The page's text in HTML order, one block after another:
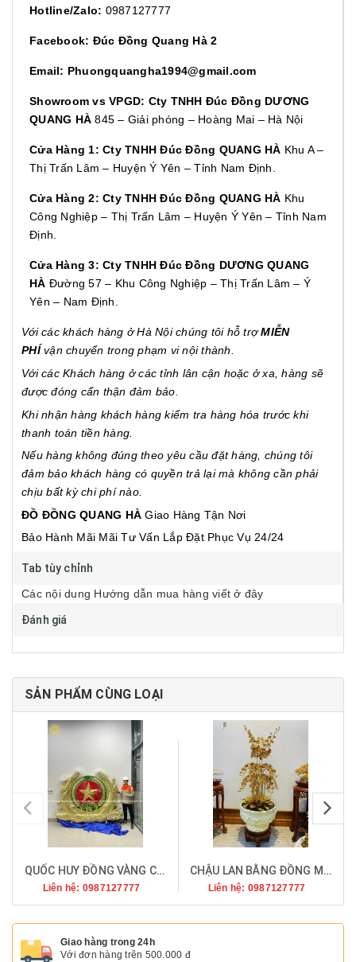
Hotline/Zalo: 0987127777
Facebook: Đúc Đồng Quang Hà 2
Email: Phuongquangha1994@gmail.com
Showroom vs VPGD: Cty TNHH Đúc Đồng DƯƠNG
QUANG HÀ 845 – Giải phóng – Hoàng Mai – Hà Nội
Cửa Hàng 1:Cty TNHH Đúc Đồng QUANG HÀ Khu A –
Thị Trấn Lâm – Huyện Ý Yên – Tỉnh Nam Định.
Cửa Hàng 2:Cty TNHH Đúc Đồng QUANG HÀ Khu
Công Nghiệp – Thị Trấn Lâm – Huyện Ý Yên – Tỉnh Nam
Định.
Cửa Hàng 3:Cty TNHH Đúc Đồng DƯƠNG QUANG
HÀ Đường 57 – Khu Công Nghiệp – Thị Trấn Lâm – Ý
Yên – Nam Định.
Với các khách hàng ở Hà Nội chúng tôi hỗ trợ MIỄN
PHÍ vận chuyển trong phạm vi nội thành.
Với các Khách hàng ở các tỉnh lân cận hoặc ở xa, hàng sẽ
được đóng cẩn thận đảm bảo.
Khi nhận hàng khách hàng kiểm tra hàng hóa trước khi
thanh toán tiền hàng.
Nếu hàng không đúng theo yêu cầu đặt hàng, chúng tôi
đảm bảo khách hàng có quyền trả lại mà không cần phải
chịu bất kỳ chi phí nào.
ĐỒ ĐỒNG QUANG HÀ Giao Hàng Tận Nơi
Bảo Hành Mãi Mãi Tư Vấn Lắp Đặt Phục Vụ 24/24
Tab tùy chỉnh
Các nội dung Hướng dẫn mua hàng viết ở đây
Đánh giá
SẢN PHẨM CÙNG LOẠI
QUỐC HUY ĐỒNG VÀNG CAO 1M50 LẮP ĐẶT TẠI TỈNH ỦY Quảng TRỊ
Liên hệ: 0987127777
CHẬU LAN BẰNG ĐỒNG MẠ VÀNG 24K TRƯNG BÀY
Liên hệ: 0987127777
Giao hàng trong 24h
Với đơn hàng trên 500.000 đ